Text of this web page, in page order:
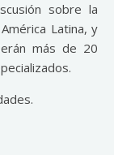
sobre la
Latina, y
más de 20